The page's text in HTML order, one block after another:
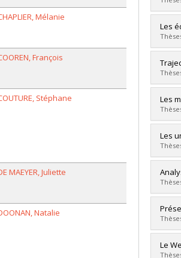
Cycle
Les
Cycle
Cycle
Les
Cycle
Les
Cycle
Cycle
Cycle
Le
Mélanie
François
Stéphane
MAEYER Juliette
Natalie